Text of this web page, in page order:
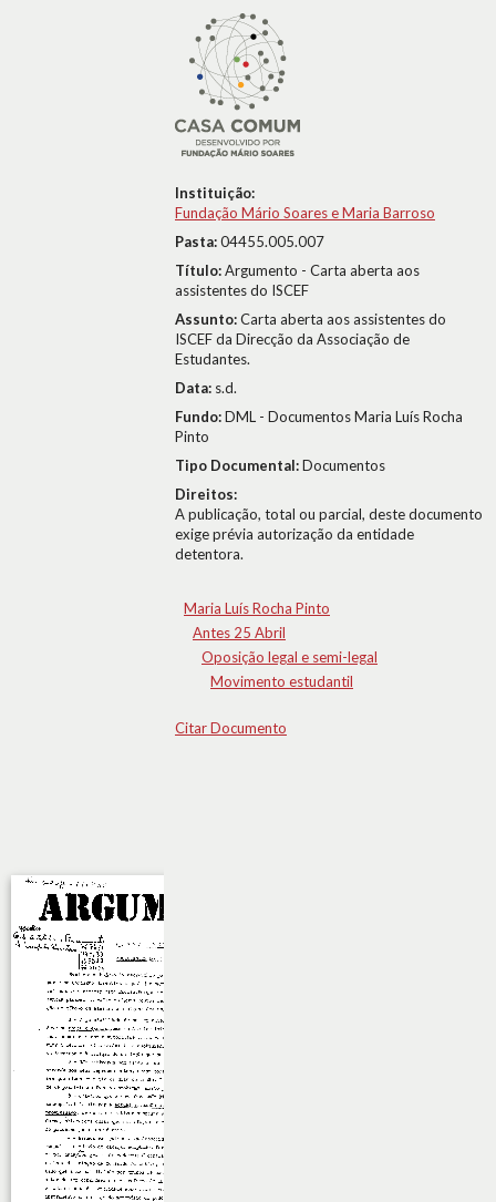
Instituição:
Fundação Mário Soares e Maria Barroso
Pasta:04455.005.007
Título:Argumento - Carta aberta aos
assistentes do ISCEF
Assunto:Carta aberta aos assistentes do
ISCEF da Direcção da Associação de
Estudantes.
Data: s.d.
Fundo:DML - Documentos Maria Luís Rocha
Pinto
Tipo Documental:Documentos
Direitos:
A publicação, total ou parcial, deste documento
exige prévia autorização da entidade
detentora.
Maria Luís Rocha Pinto
Antes 25 Abril
Oposição legal e semi-legal
Movimento estudantil
Citar Documento